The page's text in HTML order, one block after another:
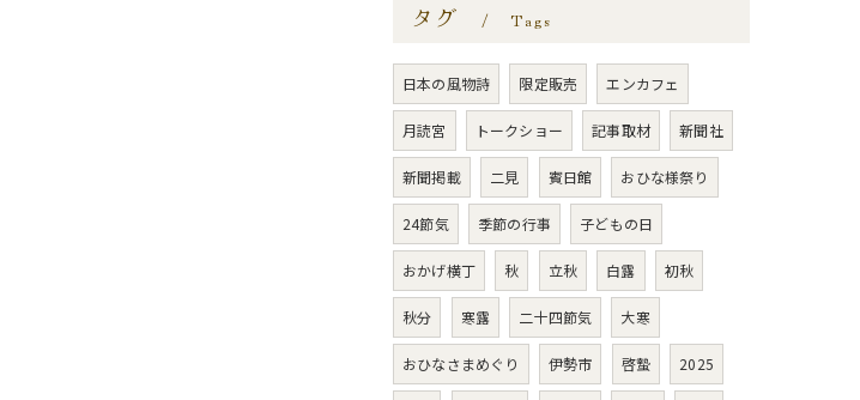
タグ Tags
日本の風物詩 限定販売 エンカフェ
月読宮 トークショー 記事取材 新聞社
新聞掲載 二見 賓日館 おひな様祭り
24節気 季節の行事 子どもの日
おかげ横丁 秋 立秋 白露 初秋
秋分 寒露 二十四節気 大寒
おひなさまめぐり 伊勢市 啓蟄 2025